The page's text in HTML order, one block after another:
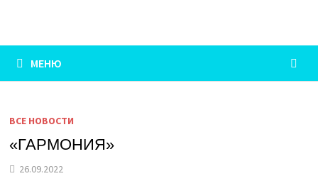
МЕНЮ
ВСЕ НОВОСТИ
«ГАРМОНИЯ»
26.09.2022